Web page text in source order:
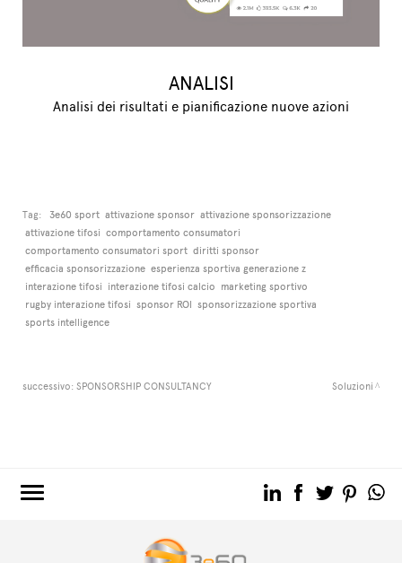
ANALISI
Analisi dei risultati e pianificazione nuove azioni
Tag: 3e60 sport attivazione sponsor attivazione sponsorizzazione
attivazione tifosi comportamento consumatori
comportamento consumatori sport diritti sponsor
efficacia sponsorizzazione esperienza sportiva generazione z
interazione tifosi interazione tifosi calcio marketing sportivo
rugby interazione tifosi sponsor ROI sponsorizzazione sportiva
sports intelligence
successivo: SPONSORSHIP CONSULTANCY Soluzioni